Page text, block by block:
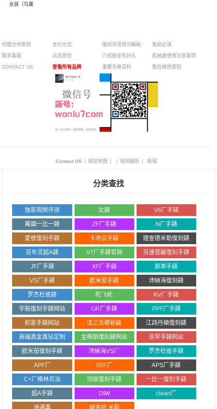
女装（鸟巢
代理合作原则
联系客服
CONTACT US
支付方式
出货质检
查看所有品牌
復刻市场常识解秘
介绍朋友有好礼
重要手錶百科
售前必读
机械錶使用注意事项
售后维修细则
Contact US 网站地图 视频解析 新闻
分类查找
独家视频评测 女錶 V6厂手錶
萬國一比一錶 ZF厂手錶 N厂手錶
愛彼復刻手錶 卡地亞手錶 理查德米勒復刻錶
百年灵超A錶 V7厂手錶官网 百達翡麗復刻手錶
JF厂手錶 XF厂手錶 原单手錶
VS厂手錶 欧米茄手錶 沛納海復刻錶
罗杰杜彼錶 陀飞轮 KV厂手錶
宇舶復刻手錶网站 GR厂手錶 PPF厂手錶
积家手錶网站 法兰克穆勒錶 江詩丹頓復刻錶
高端真金真钻定制 宝格丽復刻錶网站 浪琴手錶网站
欧米茄復刻手錶 沛納海VS厂 罗杰杜彼手錶
APF厂 SBF厂 APS厂手錶
C+厂格林尼治 顶级復刻手錶 一比一復刻手錶
超A手錶 DIW clean厂